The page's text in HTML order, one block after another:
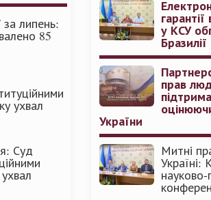
липень:
85
ухвал
Суд
у КСУ
Бразилії
прав
України
Митні
Україні:
науково-